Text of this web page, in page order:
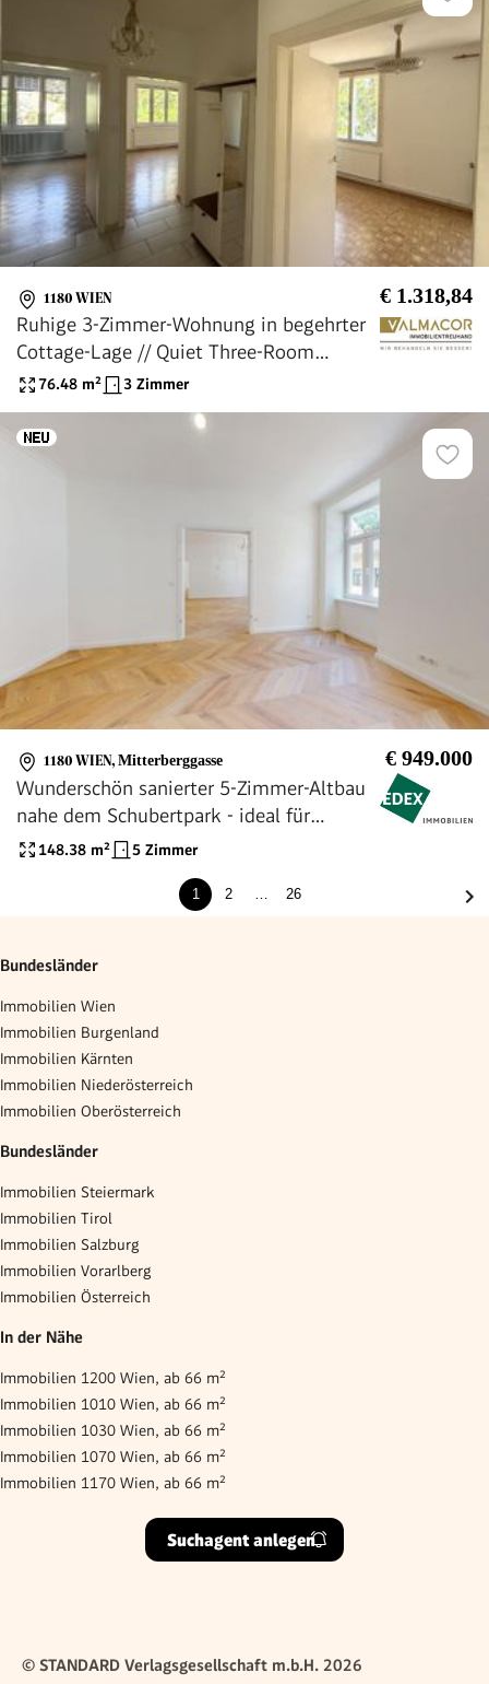
1180 WIEN € 1.318,84
Ruhige 3-Zimmer-Wohnung in begehrter
Cottage-Lage // Quiet Three-Room
Apartment in a Sought-After Cottage
76.48 m² 3 Zimmer
1180 WIEN, Mitterberggasse € 949.000
Wunderschön sanierter 5-Zimmer-Altbau
nahe dem Schubertpark - ideal für
Familien
148.38 m² 5 Zimmer
1 2 … 26
Bundesländer
Immobilien Wien
Immobilien Burgenland
Immobilien Kärnten
Immobilien Niederösterreich
Immobilien Oberösterreich
Bundesländer
Immobilien Steiermark
Immobilien Tirol
Immobilien Salzburg
Immobilien Vorarlberg
Immobilien Österreich
In der Nähe
Immobilien 1200 Wien, ab 66 m²
Immobilien 1010 Wien, ab 66 m²
Immobilien 1030 Wien, ab 66 m²
Immobilien 1070 Wien, ab 66 m²
Immobilien 1170 Wien, ab 66 m²
Suchagent anlegen
© STANDARD Verlagsgesellschaft m.b.H. 2026